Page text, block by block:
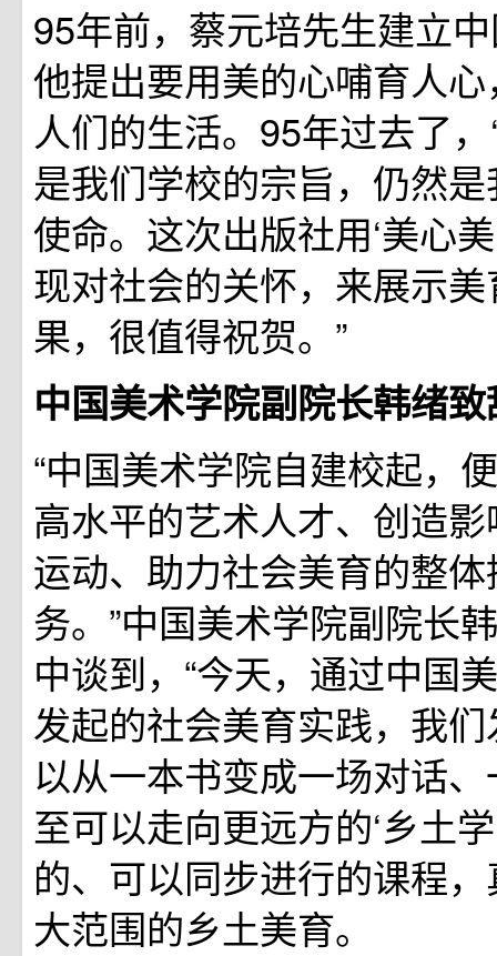
95年前，蔡元培先生建立
他提出要用美的心哺育人
人们的生活。95年过去了，
是我们学校的宗旨，仍然
使命。这次出版社用‘美心
现对社会的关怀，来展示
果，很值得祝贺。”
中国美术学院副院长韩绪致
“中国美术学院自建校起，
高水平的艺术人才、创造
运动、助力社会美育的整
务。”中国美术学院副院长
中谈到，“今天，通过中国
发起的社会美育实践，我
以从一本书变成一场对话
至可以走向更远方的‘乡土
的、可以同步进行的课程
大范围的乡土美育。